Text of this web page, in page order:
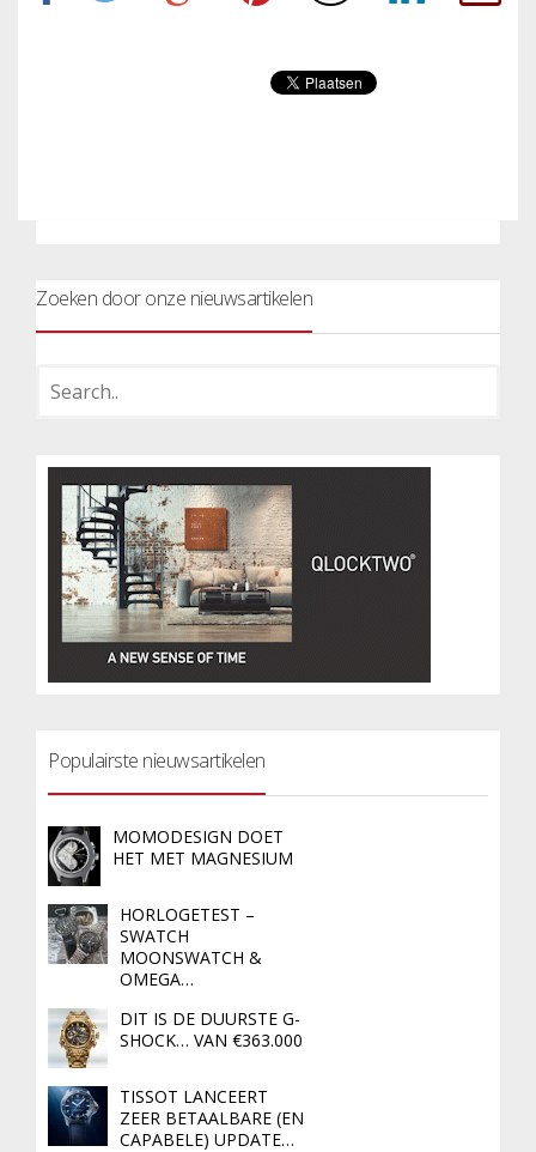
Zoeken door onze nieuwsartikelen
Populairste nieuwsartikelen
MOMODESIGN DOET
HET MET MAGNESIUM
HORLOGETEST –
SWATCH
MOONSWATCH &
OMEGA…
DIT IS DE DUURSTE G-
SHOCK… VAN €363.000
TISSOT LANCEERT
ZEER BETAALBARE (EN
CAPABELE) UPDATE…